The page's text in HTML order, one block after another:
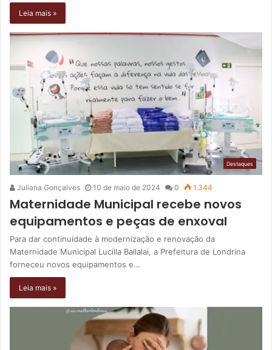
Leia mais »
Destaques
Juliana Gonçalves 10 de maio de 2024 0 1.344
Maternidade Municipal recebe novos
equipamentos e peças de enxoval
Para dar continuidade à modernização e renovação da
Maternidade Municipal Lucilla Ballalai, a Prefeitura de Londrina
forneceu novos equipamentos e…
Leia mais »